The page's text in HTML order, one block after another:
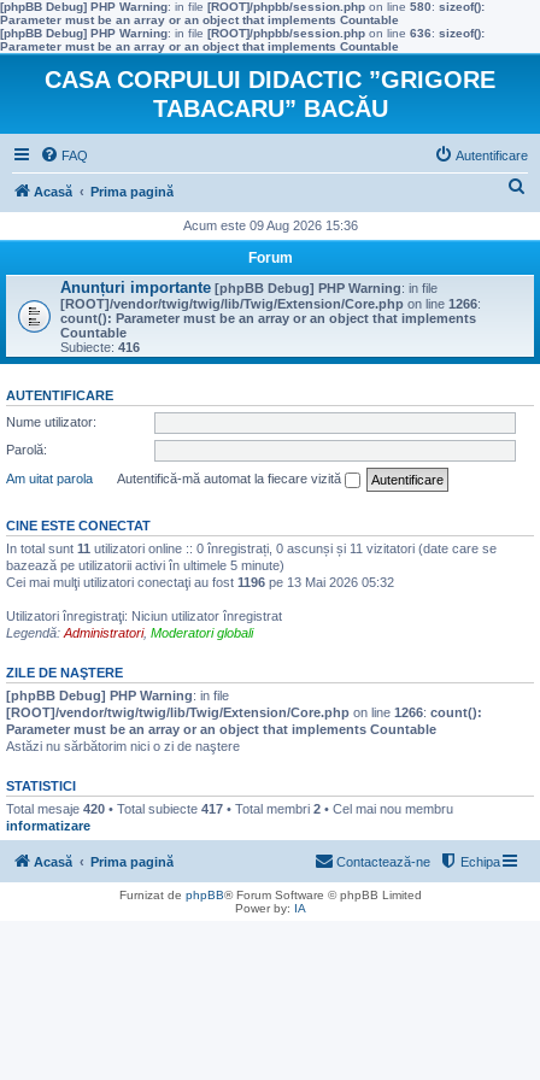
[phpBB Debug] PHP Warning: in file [ROOT]/phpbb/session.php on line 580: sizeof():
Parameter must be an array or an object that implements Countable
[phpBB Debug] PHP Warning: in file [ROOT]/phpbb/session.php on line 636: sizeof():
Parameter must be an array or an object that implements Countable
CASA CORPULUI DIDACTIC ”GRIGORE
TABACARU” BACĂU
FAQ Autentificare
Acasă Prima pagină
t
e
Acum este 09 Aug 2026 15:36
Forum
Anunțuri importante [phpBB Debug] PHP Warning: in file
[ROOT]/vendor/twig/twig/lib/Twig/Extension/Core.php on line 1266:
count(): Parameter must be an array or an object that implements
Countable
Subiecte: 416
AUTENTIFICARE
Nume utilizator:
Parolă:
Am uitat parola
Autentifică-mă automat la fiecare vizită
CINE ESTE CONECTAT
In total sunt 11 utilizatori online :: 0 înregistrați, 0 ascunși și 11 vizitatori (date care se
bazează pe utilizatorii activi în ultimele 5 minute)
Cei mai mulţi utilizatori conectaţi au fost 1196 pe 13 Mai 2026 05:32
Utilizatori înregistraţi: Niciun utilizator înregistrat
Legendă: Administratori, Moderatori globali
ZILE DE NAŞTERE
[phpBB Debug] PHP Warning: in file
[ROOT]/vendor/twig/twig/lib/Twig/Extension/Core.php on line 1266: count():
Parameter must be an array or an object that implements Countable
Astăzi nu sărbătorim nici o zi de naştere
STATISTICI
Total mesaje 420 • Total subiecte 417 • Total membri 2 • Cel mai nou membru
informatizare
Acasă Prima pagină Echipa
Contactează-ne
Furnizat de phpBB® Forum Software © phpBB Limited
Power by: IA